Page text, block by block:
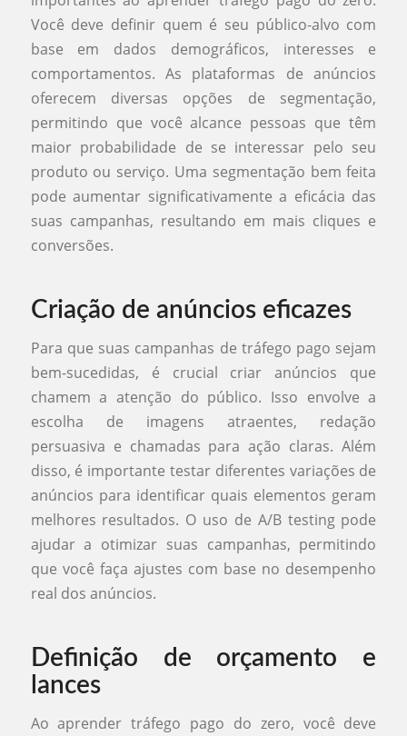
Você deve definir quem é seu público-alvo com
base em dados demográficos, interesses e
comportamentos. As plataformas de anúncios
oferecem diversas opções de segmentação,
permitindo que você alcance pessoas que têm
maior probabilidade de se interessar pelo seu
produto ou serviço. Uma segmentação bem feita
pode aumentar significativamente a eficácia das
suas campanhas, resultando em mais cliques e
conversões.
Criação de anúncios eficazes
Para que suas campanhas de tráfego pago sejam
bem-sucedidas, é crucial criar anúncios que
chamem a atenção do público. Isso envolve a
escolha de imagens atraentes, redação
persuasiva e chamadas para ação claras. Além
disso, é importante testar diferentes variações de
anúncios para identificar quais elementos geram
melhores resultados. O uso de A/B testing pode
ajudar a otimizar suas campanhas, permitindo
que você faça ajustes com base no desempenho
real dos anúncios.
Definição de orçamento e
lances
Ao aprender tráfego pago do zero, você deve